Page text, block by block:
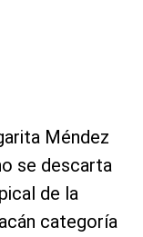
Méndez
se descarta
de la
categoría